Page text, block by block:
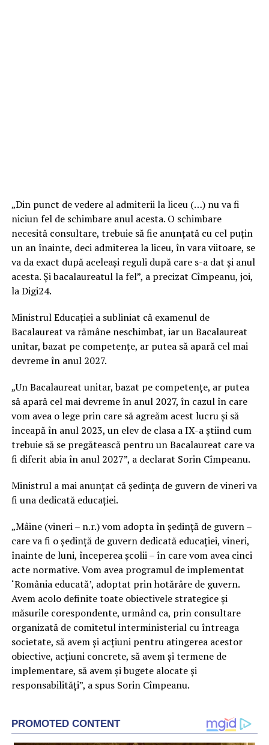
„Din punct de vedere al admiterii la liceu (…) nu va fi
niciun fel de schimbare anul acesta. O schimbare
necesită consultare, trebuie să fie anunţată cu cel puţin
un an înainte, deci admiterea la liceu, în vara viitoare, se
va da exact după aceleaşi reguli după care s-a dat şi anul
acesta. Și bacalaureatul la fel”, a precizat Cîmpeanu, joi,
la Digi24.
Ministrul Educaţiei a subliniat că examenul de
Bacalaureat va rămâne neschimbat, iar un Bacalaureat
unitar, bazat pe competenţe, ar putea să apară cel mai
devreme în anul 2027.
„Un Bacalaureat unitar, bazat pe competenţe, ar putea
să apară cel mai devreme în anul 2027, în cazul în care
vom avea o lege prin care să agreăm acest lucru şi să
înceapă în anul 2023, un elev de clasa a IX-a ştiind cum
trebuie să se pregătească pentru un Bacalaureat care va
fi diferit abia în anul 2027”, a declarat Sorin Cîmpeanu.
Ministrul a mai anunțat că ședința de guvern de vineri va
fi una dedicată educației.
„Mâine (vineri – n.r.) vom adopta în şedinţă de guvern –
care va fi o şedinţă de guvern dedicată educaţiei, vineri,
înainte de luni, începerea şcolii – în care vom avea cinci
acte normative. Vom avea programul de implementat
‘România educată’, adoptat prin hotărâre de guvern.
Avem acolo definite toate obiectivele strategice şi
măsurile corespondente, urmând ca, prin consultare
organizată de comitetul interministerial cu întreaga
societate, să avem şi acţiuni pentru atingerea acestor
obiective, acţiuni concrete, să avem şi termene de
implementare, să avem şi bugete alocate şi
responsabilităţi”, a spus Sorin Cîmpeanu.